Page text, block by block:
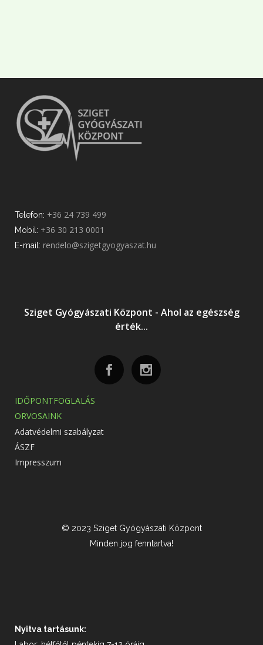
Telefon: +36 24 739 499
Mobil: +36 30 213 0001
E-mail: rendelo@szigetgyogyaszat.hu
Sziget Gyógyászati Központ - Ahol az egészség
érték...
IDŐPONTFOGLALÁS
ORVOSAINK
Adatvédelmi szabályzat
ÁSZF
Impresszum
© 2023 Sziget Gyógyászati Központ
Minden jog fenntartva!
Nyitva tartásunk: